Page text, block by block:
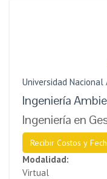
Universidad
Ingeniería
Ingeniería en
Recibir Costos y
Modalidad:
Virtual